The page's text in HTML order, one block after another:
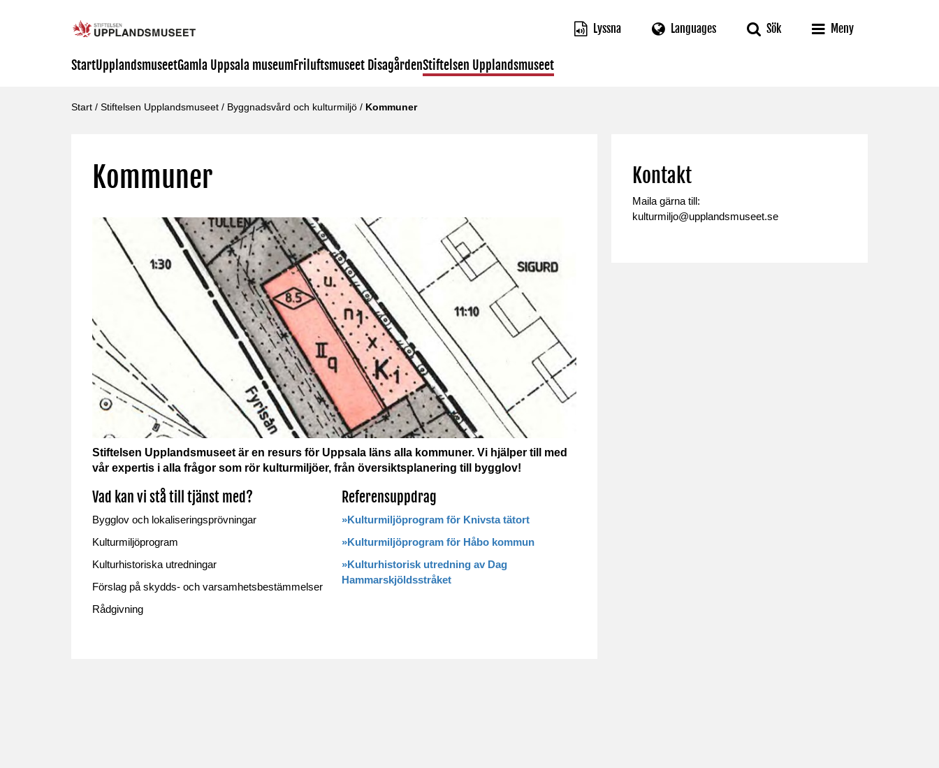
Lyssna Languages Sök Meny
StartUpplandsmuseetGamla Uppsala museumFriluftsmuseet DisagårdenStiftelsen Upplandsmuseet
Start / Stiftelsen Upplandsmuseet / Byggnadsvård och kulturmiljö / Kommuner
Kommuner
Stiftelsen Upplandsmuseet är en resurs för Uppsala läns alla kommuner. Vi hjälper till med
vår expertis i alla frågor som rör kulturmiljöer, från översiktsplanering till bygglov!
Vad kan vi stå till tjänst med?
Bygglov och lokaliseringsprövningar
Kulturmiljöprogram
Kulturhistoriska utredningar
Förslag på skydds- och varsamhetsbestämmelser
Rådgivning
Referensuppdrag
»Kulturmiljöprogram för Knivsta tätort
»Kulturmiljöprogram för Håbo kommun
»Kulturhistorisk utredning av Dag
Hammarskjöldsstråket
Kontakt
Maila gärna till:
kulturmiljo@upplandsmuseet.se